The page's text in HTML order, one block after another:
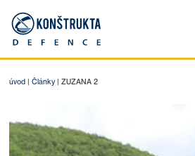
úvod | Články | ZUZANA 2